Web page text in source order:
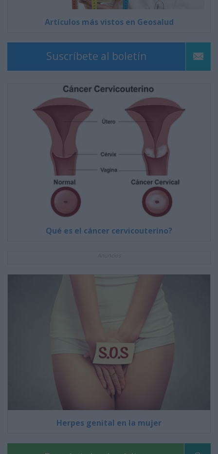
Artículos más vistos en Geosalud
Suscríbete al boletín
Qué es el cáncer cervicouterino?
Herpes genital en la mujer